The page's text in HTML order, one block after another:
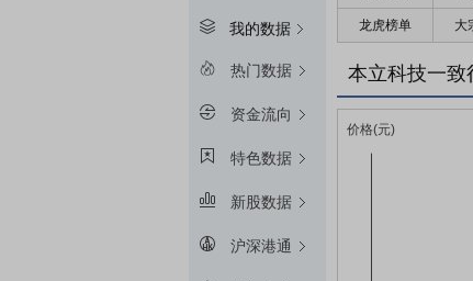
我的数据
热门数据
资金流向
特色数据
新股数据
沪深港通
龙虎榜单 大
本立科技一致